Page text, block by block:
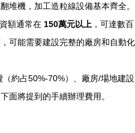
堆機，加工造粒線設備基本齊全。
額通常在 150萬元以上 ，可達數百
可能需要建設完整的廠房和自動化
（約占50%-70%）、廠房/場地建設
面將提到的手續辦理費用。